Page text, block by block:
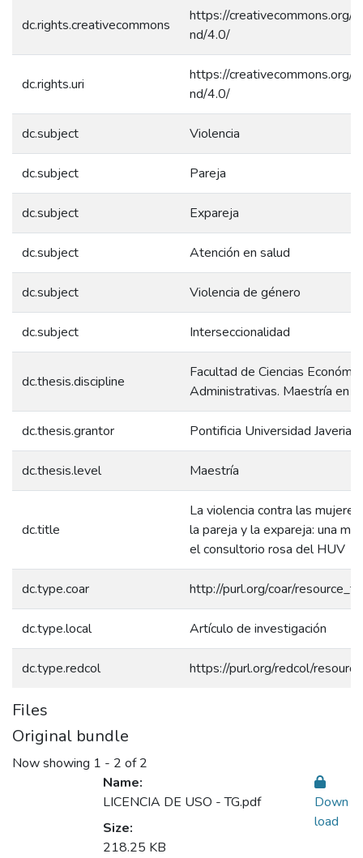
dc.rights.creativecommons
https://creativecommons.org/
nd/4.0/
dc.rights.uri
https://creativecommons.org/
nd/4.0/
dc.subject Violencia
dc.subject Pareja
dc.subject Expareja
dc.subject Atención en salud
dc.subject Violencia de género
dc.subject Interseccionalidad
dc.thesis.discipline
Facultad de Ciencias
Administrativas. Maestría en
dc.thesis.grantor Pontificia Universidad
dc.thesis.level Maestría
dc.title
La violencia contra las
la pareja y la expareja: una
el consultorio rosa del HUV
dc.type.coar http://purl.org/coar/
dc.type.local Artículo de investigación
dc.type.redcol https://purl.org/redcol/
Files
Original bundle
Now showing 1 - 2 of 2
Name:
LICENCIA DE USO - TG.pdf
Size:
218.25 KB
Down
load